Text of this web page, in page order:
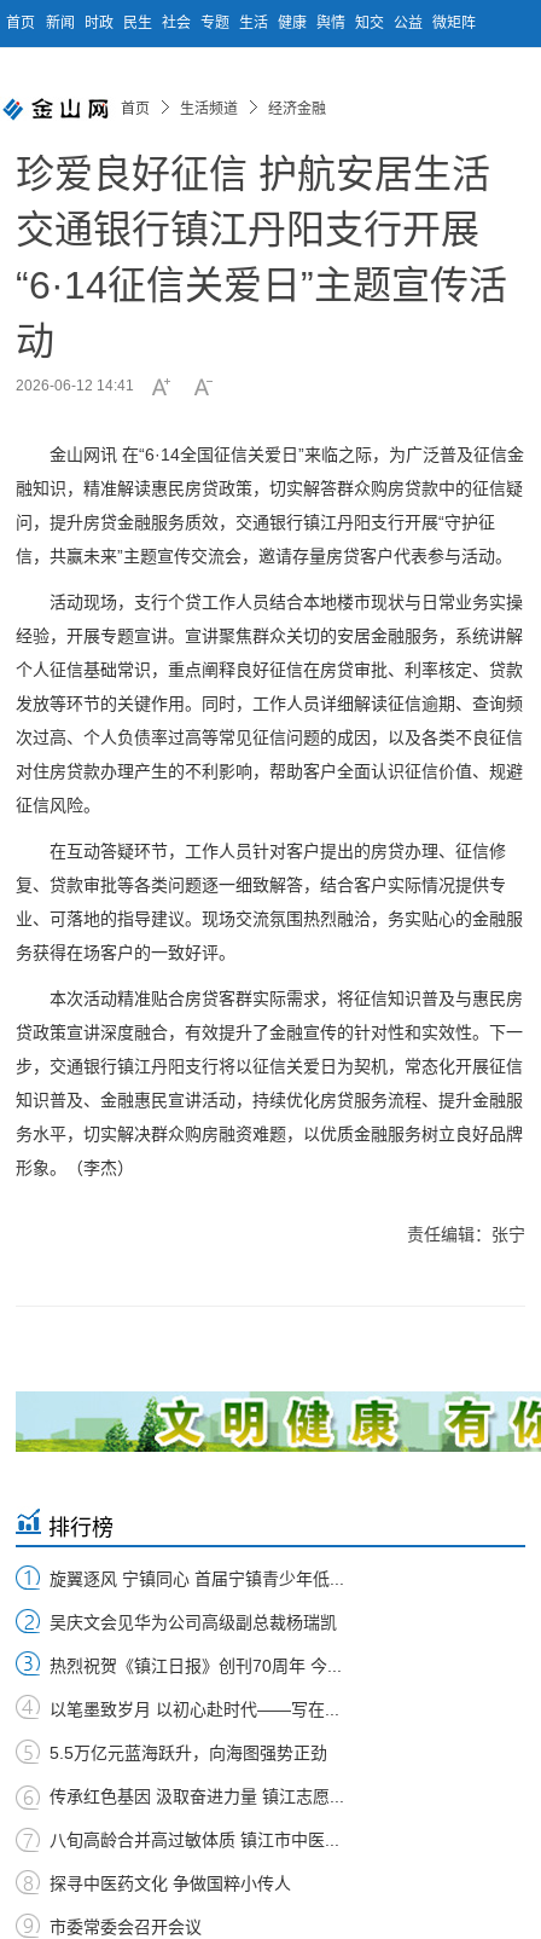
首页 新闻 时政 民生 社会 专题 生活 健康 舆情 知交 公益 微矩阵
首页 生活频道 经济金融
珍爱良好征信 护航安居生活
交通银行镇江丹阳支行开展
“6·14征信关爱日”主题宣传活
动
2026-06-12 14:41
金山网讯 在“6·14全国征信关爱日”来临之际，为广泛普及征信金
融知识，精准解读惠民房贷政策，切实解答群众购房贷款中的征信疑
问，提升房贷金融服务质效，交通银行镇江丹阳支行开展“守护征
信，共赢未来”主题宣传交流会，邀请存量房贷客户代表参与活动。
活动现场，支行个贷工作人员结合本地楼市现状与日常业务实操
经验，开展专题宣讲。宣讲聚焦群众关切的安居金融服务，系统讲解
个人征信基础常识，重点阐释良好征信在房贷审批、利率核定、贷款
发放等环节的关键作用。 同时，工作人员详细解读征信逾期、查询频
次过高、个人负债率过高等常见征信问题的成因，以及各类不良征信
对住房贷款办理产生的不利影响，帮助客户全面认识征信价值、规避
征信风险。
在互动答疑环节，工作人员针对客户提出的房贷办理、征信修
复、贷款审批等各类问题逐一细致解答，结合客户实际情况提供专
业、可落地的指导建议。现场交流氛围热烈融洽，务实贴心的金融服
务获得在场客户的一致好评。
本次活动精准贴合房贷客群实际需求，将征信知识普及与惠民房
贷政策宣讲深度融合，有效提升了金融宣传的针对性和实效性。下一
步，交通银行镇江丹阳支行将以征信关爱日为契机，常态化开展征信
知识普及、金融惠民宣讲活动，持续优化房贷服务流程、提升金融服
务水平，切实解决群众购房融资难题，以优质金融服务树立良好品牌
形象。（李杰）
责任编辑：张宁
排行榜
旋翼逐风 宁镇同心 首届宁镇青少年低...
吴庆文会见华为公司高级副总裁杨瑞凯
热烈祝贺《镇江日报》创刊70周年 今...
以笔墨致岁月 以初心赴时代——写在...
5.5万亿元蓝海跃升，向海图强势正劲
传承红色基因 汲取奋进力量 镇江志愿...
八旬高龄合并高过敏体质 镇江市中医...
探寻中医药文化 争做国粹小传人
市委常委会召开会议